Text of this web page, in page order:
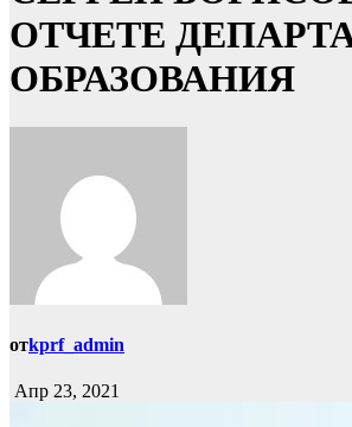
ОТЧЕТЕ
ОБРАЗОВАНИЯ
отkprf_admin
Апр 23, 2021